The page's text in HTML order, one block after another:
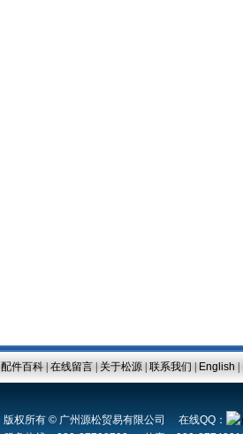
配件百科 在线留言 关于松源 联系我们 English
版权所有 © 广州源松贸易有限公司 在线QQ：